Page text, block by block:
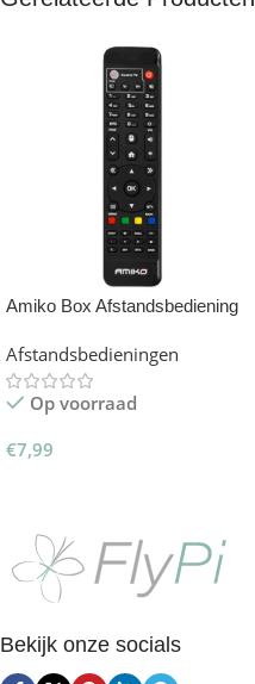
Amiko Box Afstandsbediening
Afstandsbedieningen
Op voorraad
€7,99
Bekijk onze socials